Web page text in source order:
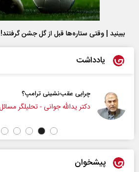
ببینید | وقتی ستاره‌ها قبل از گل جشن گرفتند!
یادداشت
عقب‌نشینی ترامپ؟
جوانی - تحلیلگر مسائل سیاسی
پیشخوان